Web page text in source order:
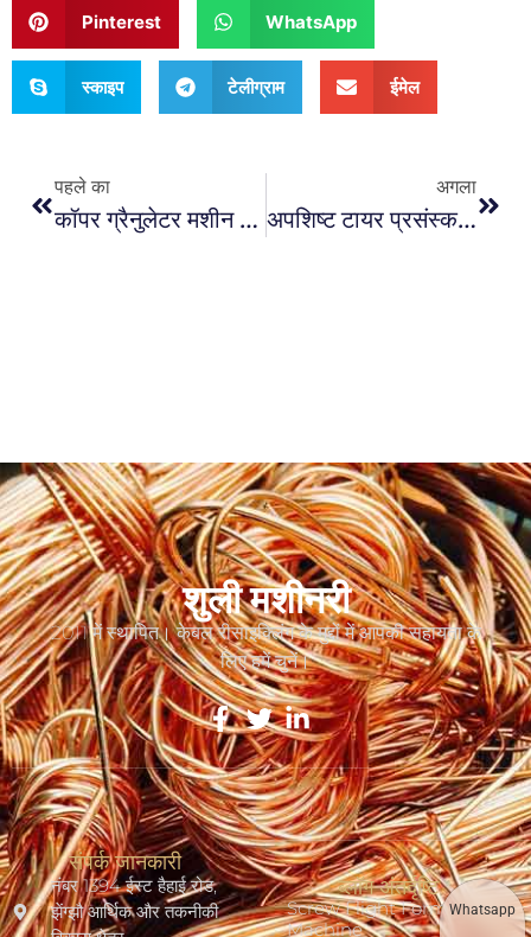
Pinterest WhatsApp
स्काइप टेलीग्राम ईमेल
पहले का
कॉपर ग्रैनुलेटर मशीन खरीद गाइड: मुख्य कारक और आरओआई विश्लेषण
अगला
अपशिष्ट टायर प्रसंस्करण तकनीक प्रवृत्तियाँ और बाजार विश्लेषण
शुली मशीनरी
2011 में स्थापित। केबल रीसाइक्लिंग के मुद्दों में आपकी सहायता के
लिए हमें चुनें।
संपर्क जानकारी
नंबर 1394 ईस्ट हैहाई रोड,
झेंग्झौ आर्थिक और तकनीकी
ब्लॉग अंतर्दृष्टि
Screw Flight Forming
Machine
Whatsapp